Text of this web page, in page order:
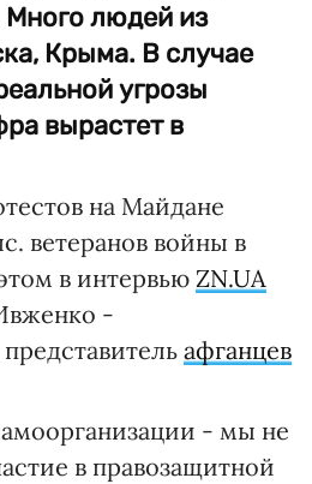
Много людей из
Крыма. В случае
угрозы
вырастет в
на Майдане
ветеранов войны в
в интервью ZN.UA
-
афганцев
- мы не
в правозащитной